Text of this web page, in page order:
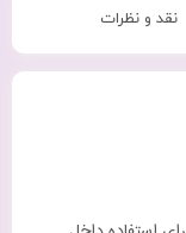
نقد و نظرات